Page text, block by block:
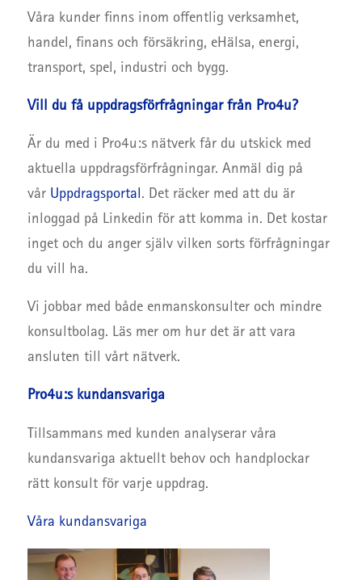
Våra kunder finns inom offentlig verksamhet,
handel, finans och försäkring, eHälsa, energi,
transport, spel, industri och bygg.
Vill du få uppdragsförfrågningar från Pro4u?
Är du med i Pro4u:s nätverk får du utskick med
aktuella uppdragsförfrågningar. Anmäl dig på
vår Uppdragsportal. Det räcker med att du är
inloggad på Linkedin för att komma in. Det kostar
inget och du anger själv vilken sorts förfrågningar
du vill ha.
Vi jobbar med både enmanskonsulter och mindre
konsultbolag. Läs mer om hur det är att vara
ansluten till vårt nätverk.
Pro4u:s kundansvariga
Tillsammans med kunden analyserar våra
kundansvariga aktuellt behov och handplockar
rätt konsult för varje uppdrag.
Våra kundansvariga